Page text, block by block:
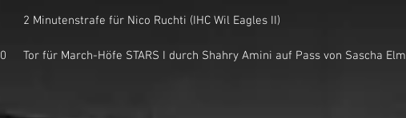
15:08		2 Minutenstrafe für Nico Ruchti (IHC Wil Eagles II)
23:24	2:0	Tor für March-Höfe STARS I durch Shahry Amini auf Pass von Sascha